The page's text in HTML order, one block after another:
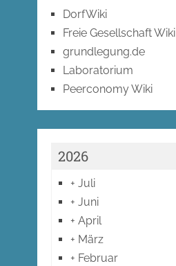
DorfWiki
Freie Gesellschaft Wiki
grundlegung.de
Laboratorium
Peerconomy Wiki
2026
+ Juli
+ Juni
+ April
+ März
+ Februar